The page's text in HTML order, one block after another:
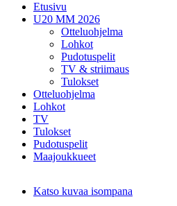
Etusivu
U20 MM 2026
Otteluohjelma
Lohkot
Pudotuspelit
TV & striimaus
Tulokset
Otteluohjelma
Lohkot
TV
Tulokset
Pudotuspelit
Maajoukkueet
Katso kuvaa isompana